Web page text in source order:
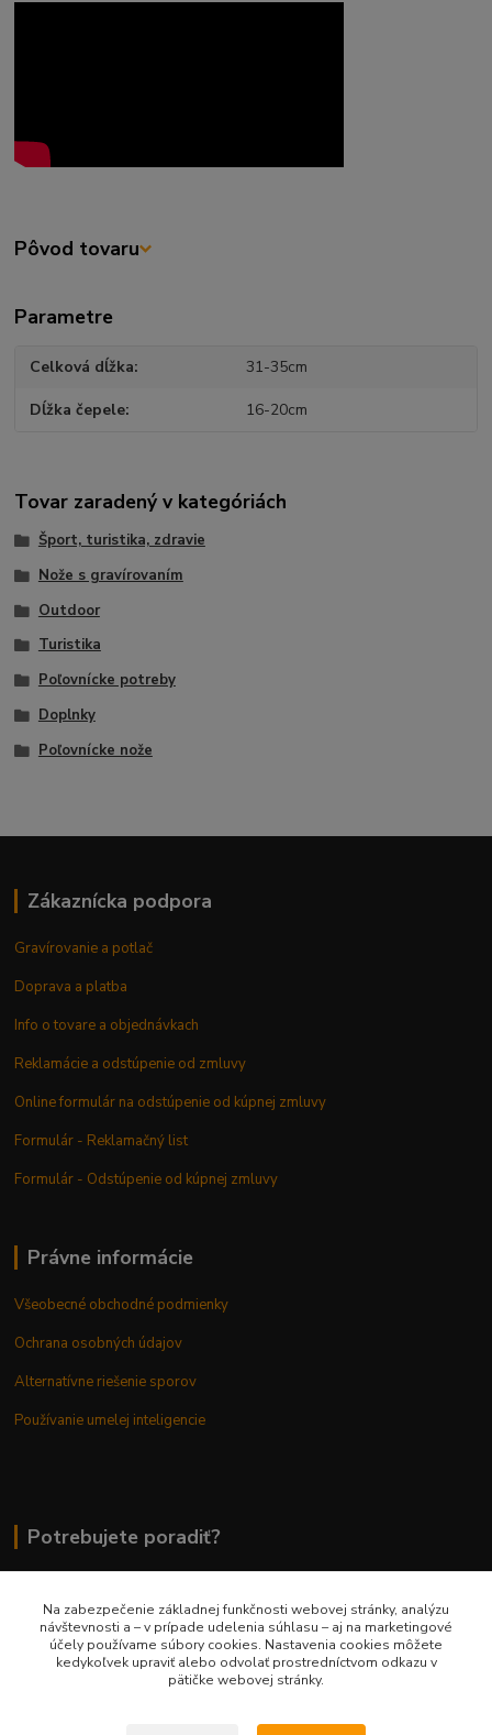
Pôvod tovaru
Parametre
Celková dĺžka 31-35cm
Dĺžka čepele 16-20cm
Tovar zaradený v kategóriách
Šport, turistika, zdravie
Nože s gravírovaním
Outdoor
Turistika
Poľovnícke potreby
Doplnky
Poľovnícke nože
Zákaznícka podpora
Gravírovanie a potlač
Doprava a platba
Info o tovare a objednávkach
Reklamácie a odstúpenie od zmluvy
Online formulár na odstúpenie od kúpnej zmluvy
Formulár - Reklamačný list
Formulár - Odstúpenie od kúpnej zmluvy
Právne informácie
Všeobecné obchodné podmienky
Ochrana osobných údajov
Alternatívne riešenie sporov
Používanie umelej inteligencie
Potrebujete poradiť?
0948 236 042
info@margaretkashop.sk
Na zabezpečenie základnej funkčnosti webovej stránky, analýzu
návštevnosti a – v prípade udelenia súhlasu – aj na marketingové
účely používame súbory cookies. Nastavenia cookies môžete
kedykoľvek upraviť alebo odvolať prostredníctvom odkazu v
pätičke webovej stránky.